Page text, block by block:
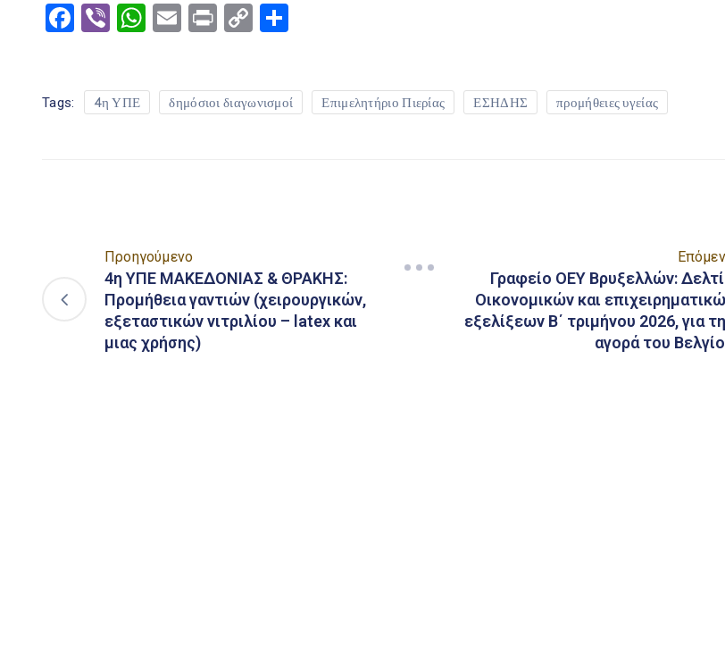
Facebook
ViberWhatsApp
EmailPrintCopy
Tags: 4η ΥΠΕ δημόσιοι διαγωνισμοί Επιμελητήριο Πιερίας ΕΣΗΔΗΣ προμήθειες υγείας
Προηγούμενο
4η ΥΠΕ ΜΑΚΕΔΟΝΙΑΣ & ΘΡΑΚΗΣ:
Προμήθεια γαντιών (χειρουργικών,
εξεταστικών νιτριλίου – latex και
μιας χρήσης)
Γραφείο ΟΕΥ Βρυξελλών:
Οικονομικών και
εξελίξεων Β΄ τριμήνου 2026, για
αγορά του